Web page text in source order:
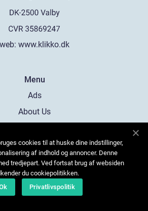
web: www.klikko.dk
Menu
Ads
About Us
Contact
Sitemap
cookies til at huske dine indstillinger,
af indhold og annoncer. Denne
tredjepart. Ved fortsat brug af websiden
du cookiepolitikken.
Privatlivspolitik